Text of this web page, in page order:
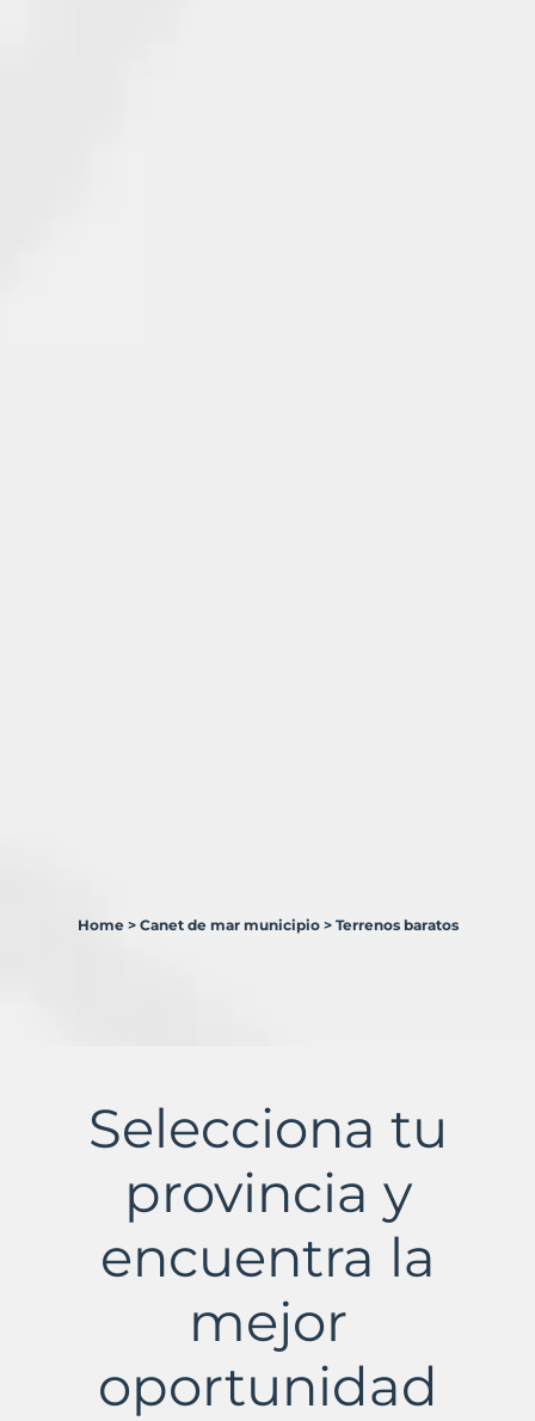
Municipio
Home > Canet de mar municipio > Terrenos baratos
Selecciona tu
provincia y
encuentra la
mejor
oportunidad